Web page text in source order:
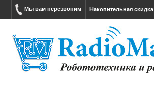
Накопительная скидка
Мы вам перезвоним